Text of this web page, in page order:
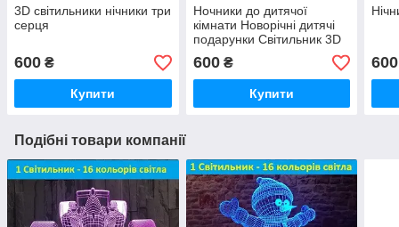
3D світильники нічники три
серця
600 ₴
Купити
Ночники до дитячої
кімнати Новорічні дитячі
подарунки Світильник 3D
Дедпул
600₴
Купити
600
Подібні товари компанії